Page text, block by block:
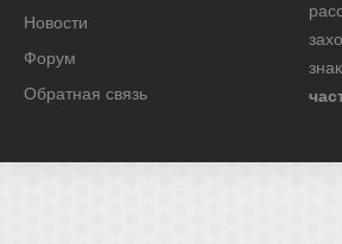
Новости
Форум
Обратная связь